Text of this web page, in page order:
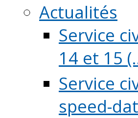
Actualités
Service
14 et 15
Service
speed-